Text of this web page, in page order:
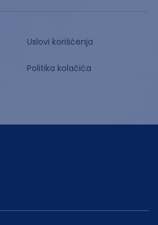
Uslovi korišćenja
Politika kolačića